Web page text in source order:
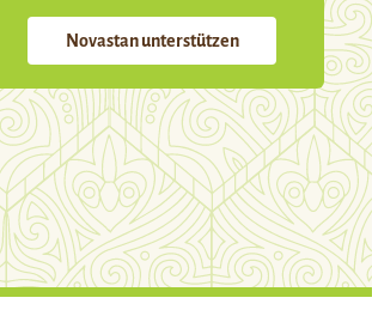
Novastan unterstützen